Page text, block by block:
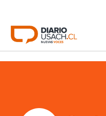
Click acá para ir